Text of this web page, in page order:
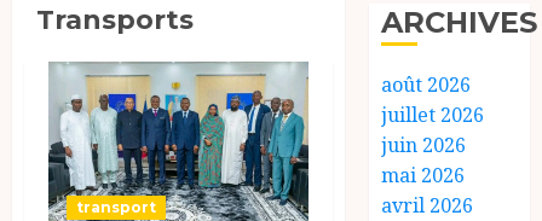
Transports
transport
ARCHIVES
août 2026
juillet 2026
juin 2026
mai 2026
avril 2026